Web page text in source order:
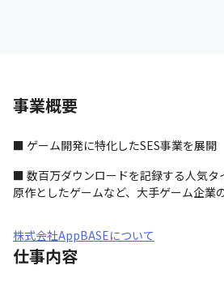
事業概要
■ ゲーム開発に特化したSES事業を展開
■ 数百万ダウンロードを記録する人気タ
原作としたゲームなど、大手ゲーム企業
株式会社AppBASEについて
仕事内容